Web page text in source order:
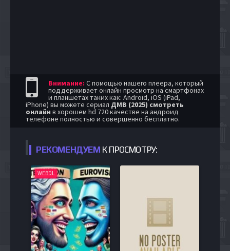
Внимание: С помощью нашего плеера, который
поддерживает онлайн просмотр на смартфонах
и планшетах таких как: Android, iOS (iPad,
iPhone) вы можете сериал ДМВ (2025) смотреть
онлайн в хорошем hd 720 качестве на андроид
телефоне полностью и совершенно бесплатно.
РЕКОМЕНДУЕМ К ПРОСМОТРУ:
WEBDL